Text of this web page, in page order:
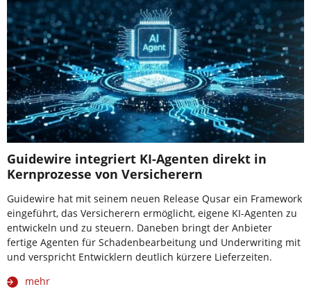
Guidewire integriert KI-Agenten direkt in
Kernprozesse von Versicherern
Guidewire hat mit seinem neuen Release Qusar ein Framework
eingeführt, das Versicherern ermöglicht, eigene KI-Agenten zu
entwickeln und zu steuern. Daneben bringt der Anbieter
fertige Agenten für Schadenbearbeitung und Underwriting mit
und verspricht Entwicklern deutlich kürzere Lieferzeiten.
mehr